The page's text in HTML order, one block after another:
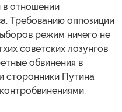
в отношении
Требованию оппозиции
режим ничего не
советских лозунгов
обвинения в
сторонники Путина